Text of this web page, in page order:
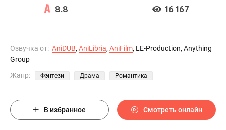
8.8 16 167
Озвучка от: AniDUB, AniLibria, AniFilm, LE-Production, Anything
Group
Жанр:
Фэнтези Драма Романтика
В избранное Смотреть онлайн